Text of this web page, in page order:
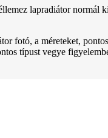
lapradiátor normál
fotó, a méreteket,
típust vegye